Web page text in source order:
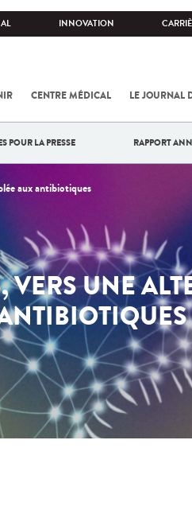
INNOVATION
CENTRE MÉDICAL LE JOURNAL
POUR LA PRESSE RAPPORT
aux antibiotiques
VERS UNE